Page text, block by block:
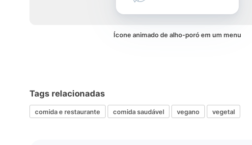
Ícone animado de alho-poró em um menu
Tags relacionadas
comida e restaurante comida saudável vegano vegetal